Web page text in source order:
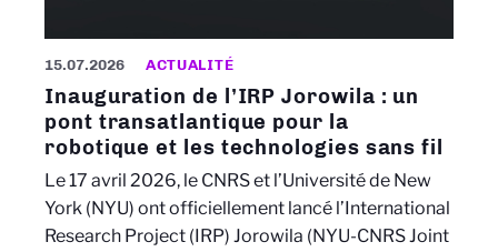
15.07.2026 ACTUALITÉ
Inauguration de l’IRP Jorowila : un
pont transatlantique pour la
robotique et les technologies sans fil
Le 17 avril 2026, le CNRS et l’Université de New
York (NYU) ont officiellement lancé l’International
Research Project (IRP) Jorowila (NYU-CNRS Joint